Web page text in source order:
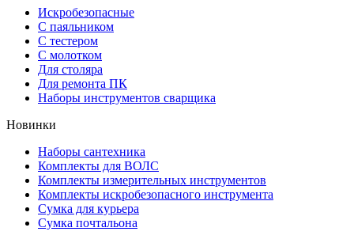
Искробезопасные
С паяльником
С тестером
С молотком
Для столяра
Для ремонта ПК
Наборы инструментов сварщика
Новинки
Наборы сантехника
Комплекты для ВОЛС
Комплекты измерительных инструментов
Комплекты искробезопасного инструмента
Сумка для курьера
Сумка почтальона